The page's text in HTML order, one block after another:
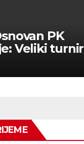
PK
Veliki turnir